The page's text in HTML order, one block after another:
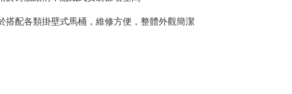
搭配各類掛壁式馬桶，維修方便，整體外觀簡潔